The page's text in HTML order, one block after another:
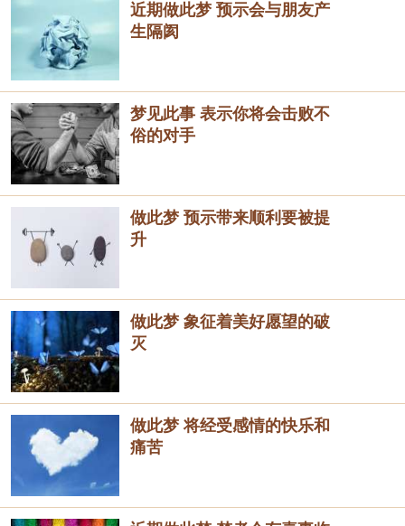
近期做此梦 预示会与朋友产
生隔阂
梦见此事 表示你将会击败不
俗的对手
做此梦 预示带来顺利要被提
升
做此梦 象征着美好愿望的破
灭
做此梦 将经受感情的快乐和
痛苦